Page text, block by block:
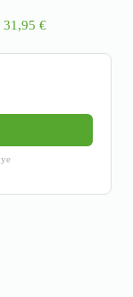
31,95 €